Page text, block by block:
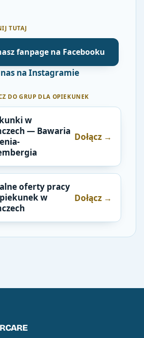
TUTAJ
fanpage na Facebooku
na Instagramie
DO GRUP DLA OPIEKUNEK
w
— Bawaria Dołącz →
oferty pracy
w
Dołącz →